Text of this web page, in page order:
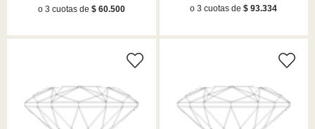
o 3 cuotas de $ 60.500
o 3 cuotas de$ 93.334